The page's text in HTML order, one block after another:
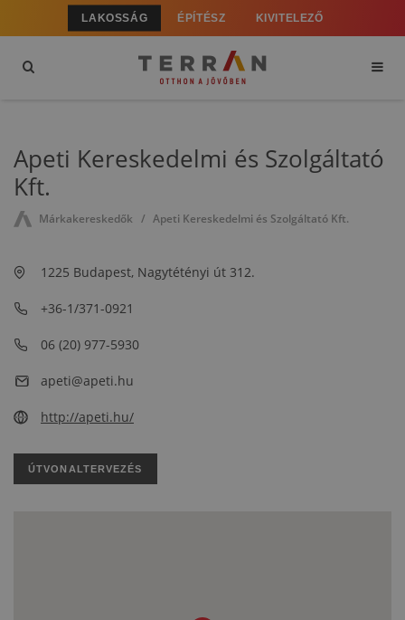
LAKOSSÁG ÉPÍTÉSZ KIVITELEZŐ
Apeti Kereskedelmi és Szolgáltató
Kft.
Márkakereskedők Apeti Kereskedelmi és Szolgáltató Kft.
1225 Budapest, Nagytétényi út 312.
+36-1/371-0921
06 (20) 977-5930
apeti@apeti.hu
http://apeti.hu/
ÚTVONALTERVEZÉS